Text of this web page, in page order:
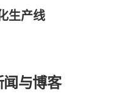
生产线
与博客